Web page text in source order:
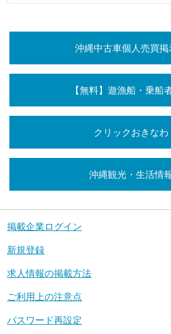
沖縄中古車個人売買掲
【無料】遊漁船・乗船
クリックおきなわ
沖縄観光・生活情
掲載企業ログイン
新規登録
求人情報の掲載方法
ご利用上の注意点
パスワード再設定